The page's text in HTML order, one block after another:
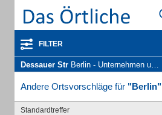
FILTER
Dessauer Str Berlin - Unternehmen und Personen
Andere Ortsvorschläge für "Berlin"
Standardtreffer